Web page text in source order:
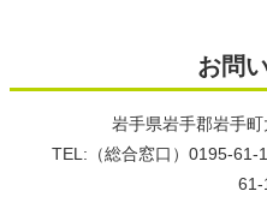
お問
岩手県岩手郡岩手
TEL:（総合窓口）0195-
61-